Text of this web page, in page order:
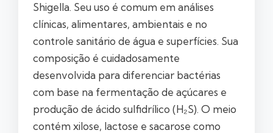
Shigella. Seu uso é comum em análises
clínicas, alimentares, ambientais e no
controle sanitário de água e superfícies. Sua
composição é cuidadosamente
desenvolvida para diferenciar bactérias
com base na fermentação de açúcares e
produção de ácido sulfidrílico (H₂S). O meio
contém xilose, lactose e sacarose como